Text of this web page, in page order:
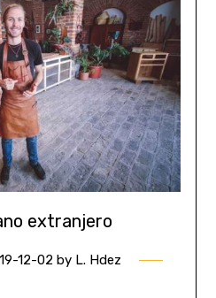
extranjero
12-02 by L. Hdez